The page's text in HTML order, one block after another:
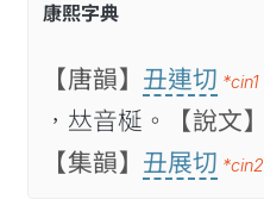
康熙字典
【唐韻】 丑連切 *cin1
，𠀤音梴。 【說文】
【集韻】 丑展切 *cin2